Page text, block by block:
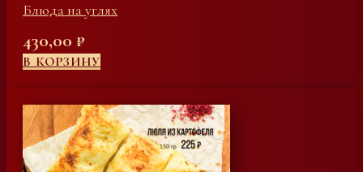
Блюда на углях
430,00 ₽
В КОРЗИНУ